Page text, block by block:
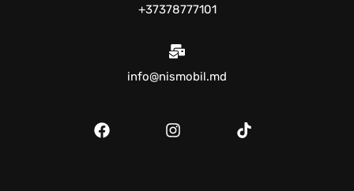
+37378777101
info@nismobil.md